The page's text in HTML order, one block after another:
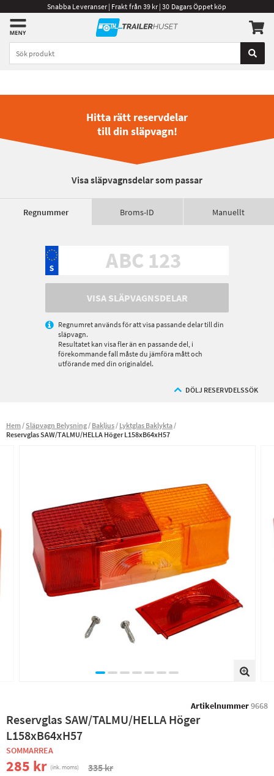
Snabba Leveranser | Frakt från 39 kr | 30 Dagars Öppet köp
Hitta rätt reservdelar
till din släpvagn!
Visa släpvagnsdelar som passar
Regnummer Broms-ID Manuellt
VISA SLÄPVAGNSDELAR
Regnumret används för att visa passande delar till din
släpvagn.
Resultatet kan visa fler än en passande del, i
förekommande fall måste du jämföra mått och
utförande med din originaldel.
DÖLJ RESERVDELSSÖK
Hem Släpvagn Belysning Bakljus Lyktglas Baklykta
Reservglas SAW/TALMU/HELLA Höger L158xB64xH57
Artikelnummer9668
Reservglas SAW/TALMU/HELLA Höger
L158xB64xH57
SOMMARREA
285 kr (ink. moms) 335 kr